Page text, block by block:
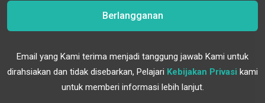
Berlangganan
Email yang Kami terima menjadi tanggung jawab Kami untuk
dirahsiakan dan tidak disebarkan, Pelajari Kebijakan Privasi kami
untuk memberi informasi lebih lanjut.